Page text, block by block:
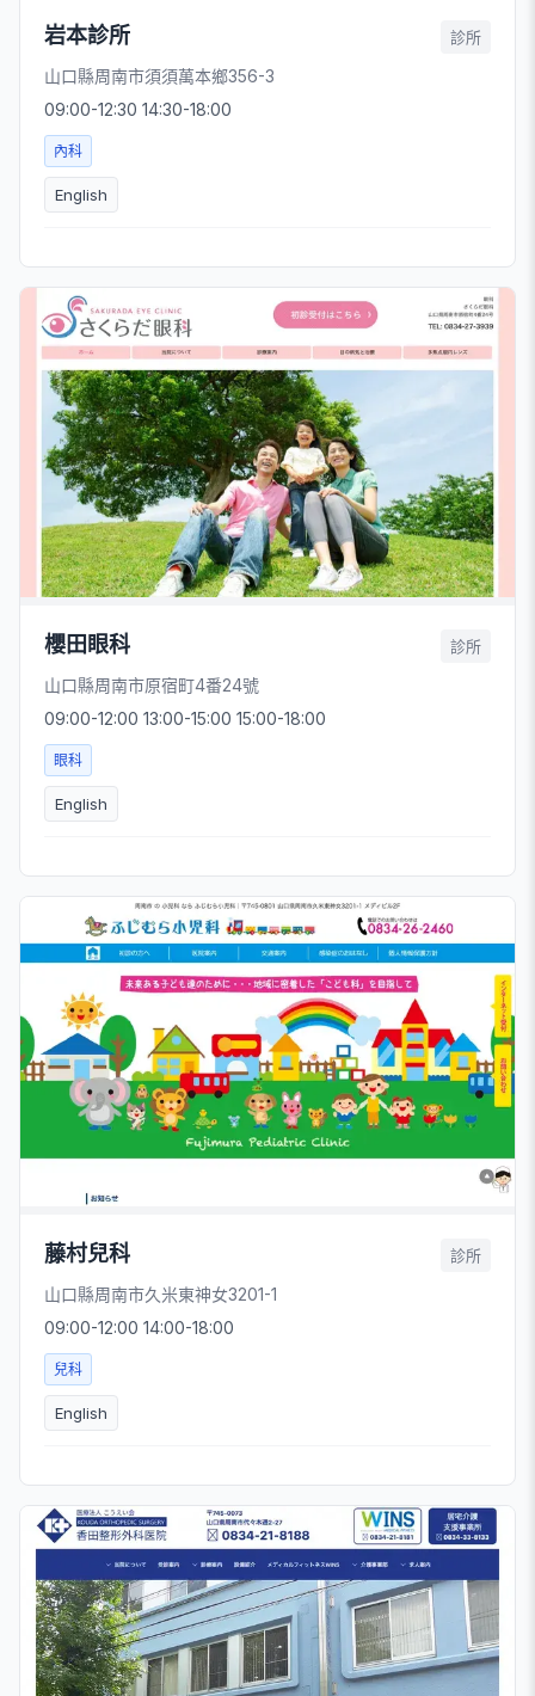
岩本診所 診所
山口縣周南市須須萬本鄉356-3
09:00-12:30 14:30-18:00
內科
English
櫻田眼科 診所
山口縣周南市原宿町4番24號
09:00-12:00 13:00-15:00 15:00-18:00
眼科
English
藤村兒科 診所
山口縣周南市久米東神女3201-1
09:00-12:00 14:00-18:00
兒科
English